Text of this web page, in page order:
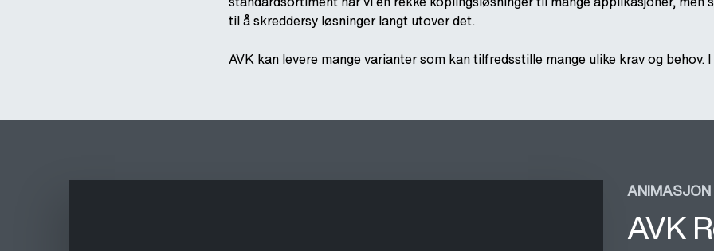
til å skreddersy løsninger langt utover det.
AVK kan levere mange varianter som kan tilfredsstille mange ulike krav og
ANIMASJON
AVK